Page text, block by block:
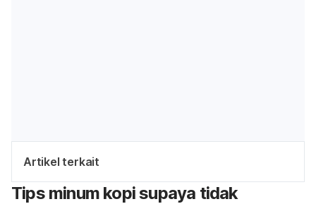
Artikel terkait
Tips minum kopi supaya tidak